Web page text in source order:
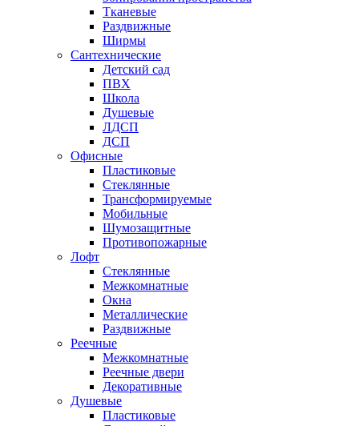
Тканевые
Раздвижные
Ширмы
Сантехнические
Детский сад
ПВХ
Школа
Душевые
ЛДСП
ДСП
Офисные
Пластиковые
Стеклянные
Трансформируемые
Мобильные
Шумозащитные
Противопожарные
Лофт
Стеклянные
Межкомнатные
Окна
Металлические
Раздвижные
Реечные
Межкомнатные
Реечные двери
Декоративные
Душевые
Пластиковые